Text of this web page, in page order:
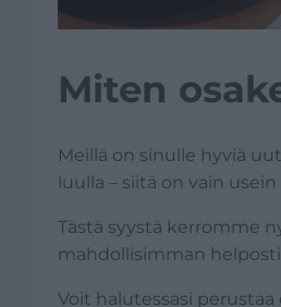
Miten
Meillä on sinulle hyviä
luulla – siitä on vain
Tästä syystä kerromme
mahdollisimman
Voit halutessasi